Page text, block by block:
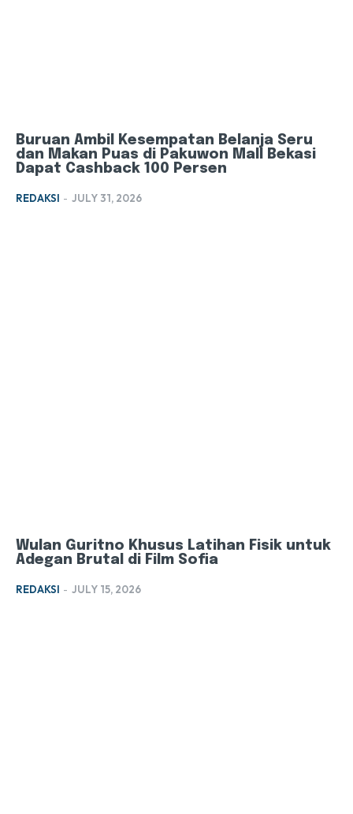
Buruan Ambil Kesempatan Belanja Seru
dan Makan Puas di Pakuwon Mall Bekasi
Dapat Cashback 100 Persen
REDAKSI - JULY 31, 2026
Wulan Guritno Khusus Latihan Fisik untuk
Adegan Brutal di Film Sofia
REDAKSI - JULY 15, 2026